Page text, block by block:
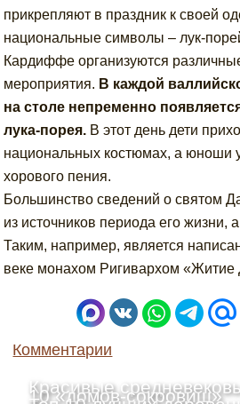
прикрепляют в праздник к своей
национальные символы – лук-
Кардиффе организуются
мероприятия. В каждой
на столе непременно
лука-порея. В этот день дети
национальных костюмах, а юноши
хорового пения.
Большинство сведений о святом
из источников периода его жизни,
Таким, например, является
веке монахом Ригивархом «Житие
Комментарии
Красивые
10 «домов-сокровищ»